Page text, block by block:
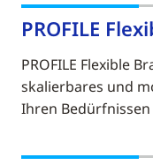
PROFILE
PROFILE Flexible
skalierbares und
Ihren